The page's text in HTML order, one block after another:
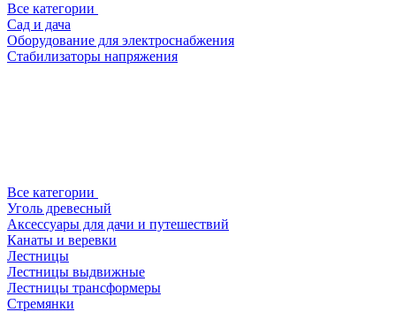
Все категории
Сад и дача
Оборудование для электроснабжения
Стабилизаторы напряжения
Все категории
Уголь древесный
Аксессуары для дачи и путешествий
Канаты и веревки
Лестницы
Лестницы выдвижные
Лестницы трансформеры
Стремянки